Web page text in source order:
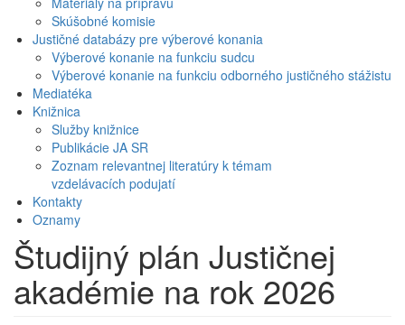
Skúšobné komisie
Justičné databázy pre výberové konania
Výberové konanie na funkciu sudcu
Výberové konanie na funkciu odborného justičného stážistu
Mediatéka
Knižnica
Služby knižnice
Publikácie JA SR
Zoznam relevantnej literatúry k témam
vzdelávacích podujatí
Kontakty
Oznamy
Študijný plán Justičnej
akadémie na rok 2026